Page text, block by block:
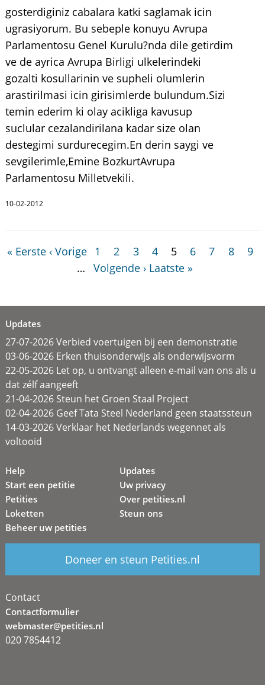
gosterdiginiz cabalara katki saglamak icin
ugrasiyorum. Bu sebeple konuyu Avrupa
Parlamentosu Genel Kurulu?nda dile getirdim
ve de ayrica Avrupa Birligi ulkelerindeki
gozalti kosullarinin ve supheli olumlerin
arastirilmasi icin girisimlerde bulundum.Sizi
temin ederim ki olay acikliga kavusup
suclular cezalandirilana kadar size olan
destegimi surdurecegim.En derin saygi ve
sevgilerimle,Emine BozkurtAvrupa
Parlamentosu Milletvekili.
10-02-2012
« Eerste ‹ Vorige 1 2 3 4 5 6 7 8
9
…
Volgende › Laatste »
Updates
27-07-2026 Verbied voertuigen bij een demonstratie
03-06-2026 Erken thuisonderwijs als onderwijsvorm
22-05-2026 Let op, u ontvangt alleen e-mail van ons als u
dat zélf aangeeft
21-04-2026 Steun het Groen Staal Project
02-04-2026 Geef Tata Steel Nederland geen staatssteun
14-03-2026 Verklaar het Nederlands wegennet als
voltooid
Help
Start een petitie
Petities
Loketten
Beheer uw petities
Updates
Uw privacy
Over petities.nl
Steun ons
Doneer en steun Petities.nl
Contact
Contactformulier
webmaster@petities.nl
020 7854412